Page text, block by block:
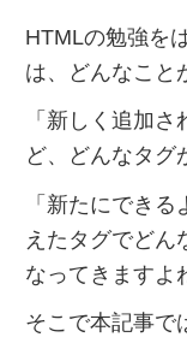
HTMLの勉強を
は、どんなこと
「新しく追加
ど、どんなタグ
「新たにでき
えたタグでどん
なってきますよ
そこで本記事で